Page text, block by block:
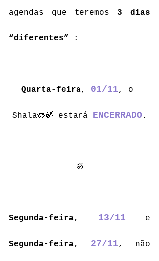
agendas que teremos 3 dias
“diferentes” :
Quarta-feira, 01/11, o
Shala🪷🍃 estará ENCERRADO .
ॐ
Segunda-feira, 13/11
Segunda-feira, 27/11, não